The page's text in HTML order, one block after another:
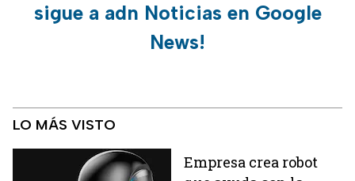
sigue a adn Noticias en Google
News!
LO MÁS VISTO
Empresa crea robot